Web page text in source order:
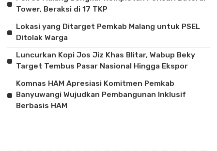
Tower, Beraksi di 17 TKP
Lokasi yang Ditarget Pemkab Malang untuk PSEL
Ditolak Warga
Luncurkan Kopi Jos Jiz Khas Blitar, Wabup Beky
Target Tembus Pasar Nasional Hingga Ekspor
Komnas HAM Apresiasi Komitmen Pemkab
Banyuwangi Wujudkan Pembangunan Inklusif
Berbasis HAM